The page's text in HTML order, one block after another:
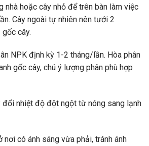
nhà hoặc cây nhỏ để trên bàn làm việc
Cây ngoài tự nhiên nên tưới 2
cây.
NPK định kỳ 1-2 tháng/lần. Hòa phân
gốc cây, chú ý lượng phân phù hợp
đổi nhiệt độ đột ngột từ nóng sang lạnh
nơi có ánh sáng vừa phải, tránh ánh